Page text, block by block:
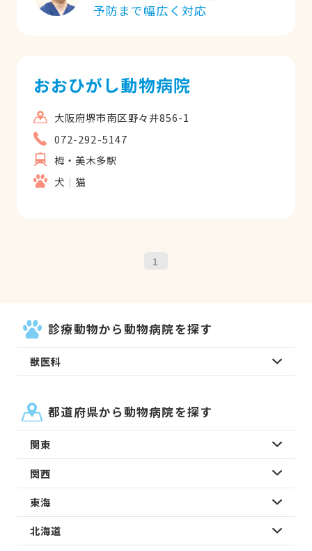
予防まで幅広く対応
おおひがし動物病院
大阪府堺市南区野々井856-1
072-292-5147
栂・美木多駅
犬
猫
1
診療動物から動物病院を探す
獣医科
都道府県から動物病院を探す
関東
関西
東海
北海道